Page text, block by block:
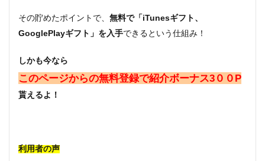
その貯めたポイントで、 無料で「iTunesギフト、
GooglePlayギフト」を入手できるという仕組み！
しかも今なら
このページからの無料登録で紹介ボーナス3００P
貰えるよ！
利用者の声